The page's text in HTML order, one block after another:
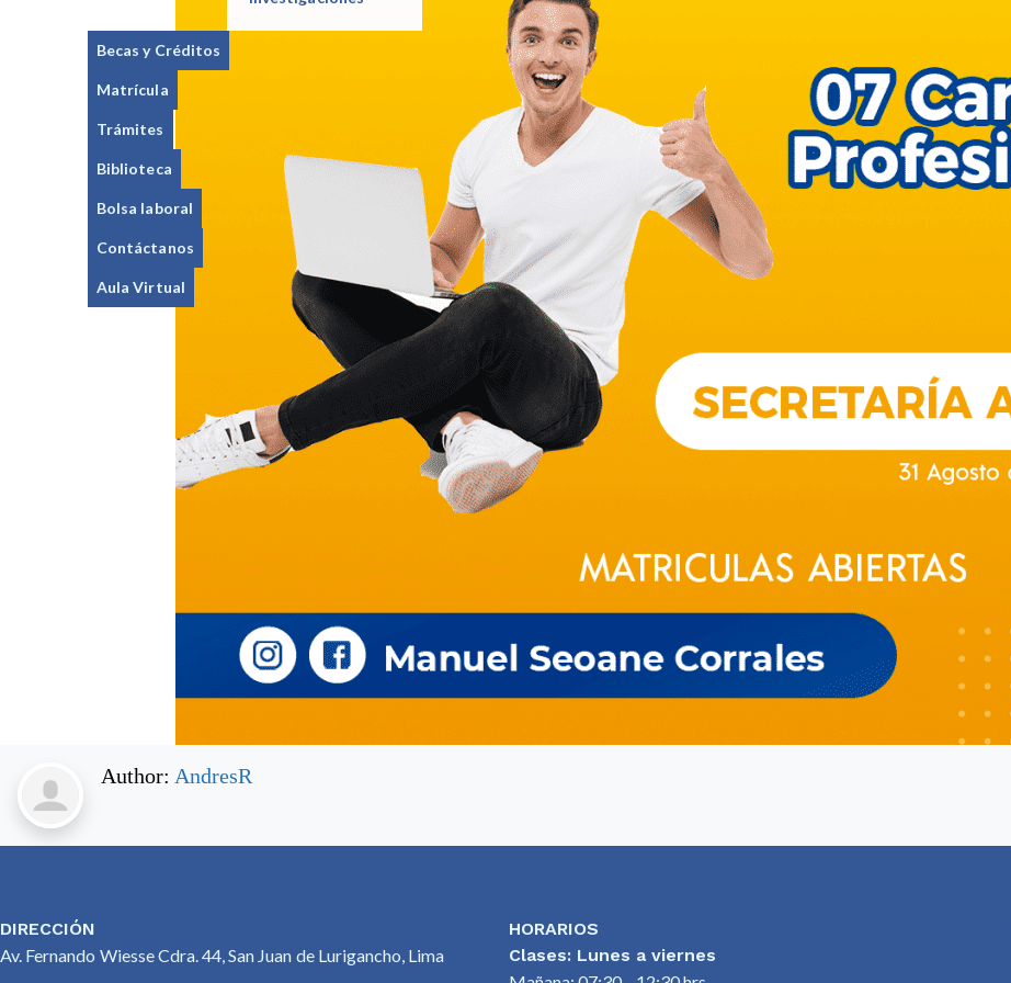
Becas y Créditos
Matrícula
Trámites
Biblioteca
Bolsa laboral
Contáctanos
Aula Virtual
Author: AndresR
DIRECCIÓN
Av. Fernando Wiesse Cdra. 44, San Juan de Lurigancho, Lima
HORARIOS
Clases: Lunes a viernes